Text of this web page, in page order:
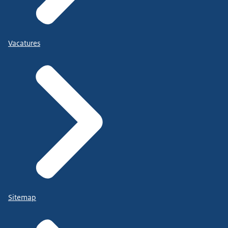
Vacatures
Sitemap